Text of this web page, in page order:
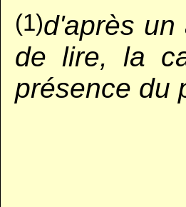
(1)d'après
de lire, la
présence du